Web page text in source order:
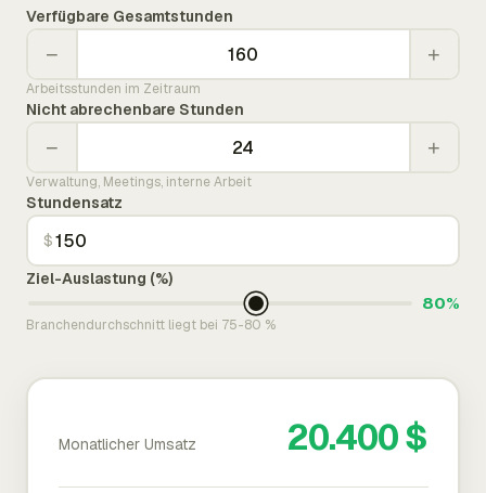
Verfügbare Gesamtstunden
− +
Arbeitsstunden im Zeitraum
Nicht abrechenbare Stunden
− +
Verwaltung, Meetings, interne Arbeit
Stundensatz
$
Ziel-Auslastung (%)
80%
Branchendurchschnitt liegt bei 75-80 %
Monatlicher Umsatz 20.400 $